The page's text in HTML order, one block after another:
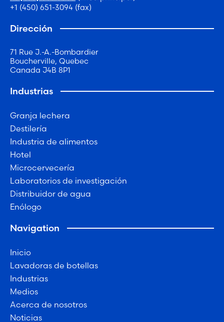
+1 (450) 651-3094 (fax)
Dirección
71 Rue J.-A.-Bombardier
Boucherville, Quebec
Canada J4B 8P1
Industrias
Granja lechera
Destilería
Industria de alimentos
Hotel
Microcervecería
Laboratorios de investigación
Distribuidor de agua
Enólogo
Navigation
Inicio
Lavadoras de botellas
Industrias
Medios
Acerca de nosotros
Noticias